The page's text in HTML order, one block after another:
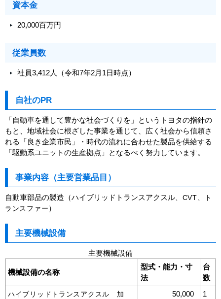
資本金
20,000百万円
従業員数
社員3,412人（令和7年2月1日時点）
自社のPR
「自動車を通して豊かな社会づくりを」というトヨタの指針の
もと、地域社会に根ざした事業を通じて、広く社会から信頼さ
れる「良き企業市民」・時代の流れに合わせた製品を供給する
「駆動系ユニットの生産拠点」となるべく努力しています。
事業内容（主要営業品目）
自動車部品の製造（ハイブリッドトランスアクスル 、CVT、ト
ランスファー）
主要機械設備
主要機械設備
機械設備の名称
型式・能力・寸
法
台
数
ハイブリッドトランスアクスル 加
50,000
1